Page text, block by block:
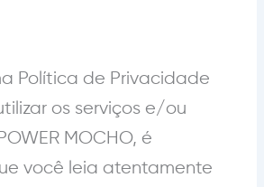
Política de Privacidade
os serviços e/ou
MOCHO, é
você leia atentamente